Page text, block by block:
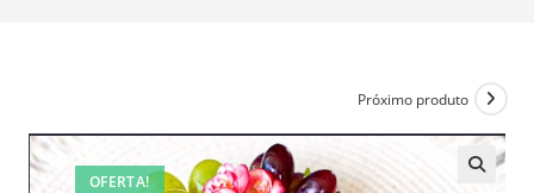
OFERTA!
Próximo produto